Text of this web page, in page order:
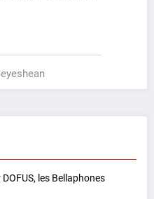
les Bellaphones